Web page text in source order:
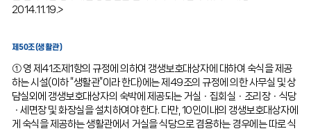
2014.11.19.>
제50조(생활관)
① 영 제41조제1항의 규정에 의하여 갱생보호대상자에 대하여 숙식을 제공
하는 시설(이하 “생활관”이라 한다)에는 제49조의 규정에 의한 사무실 및 상
담실외에 갱생보호대상자의 숙박에 제공되는 거실ㆍ집회실ㆍ조리장ㆍ식당
ㆍ세면장 및 화장실을 설치하여야 한다. 다만, 10인이내의 갱생보호대상자에
게 숙식을 제공하는 생활관에서 거실을 식당으로 겸용하는 경우에는 따로 식